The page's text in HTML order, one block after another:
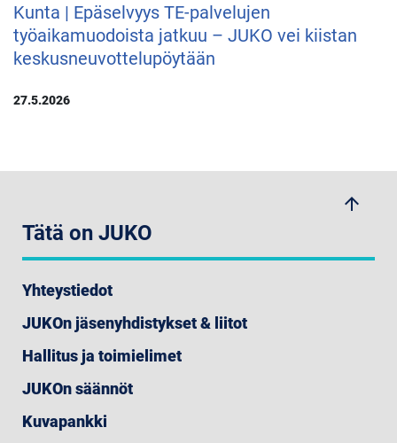
Kunta | Epäselvyys TE-palvelujen
työaikamuodoista jatkuu – JUKO vei kiistan
keskusneuvottelupöytään
27.5.2026
arrow_upwards
Tätä on JUKO
Yhteystiedot
JUKOn jäsenyhdistykset & liitot
Hallitus ja toimielimet
JUKOn säännöt
Kuvapankki